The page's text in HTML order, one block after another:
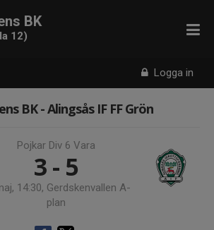
Logga in
BK
12)
BK - Alingsås IF FF Grön
Pojkar Div 6 Vara
3 - 5
14:30, Gerdskenvallen A-
plan